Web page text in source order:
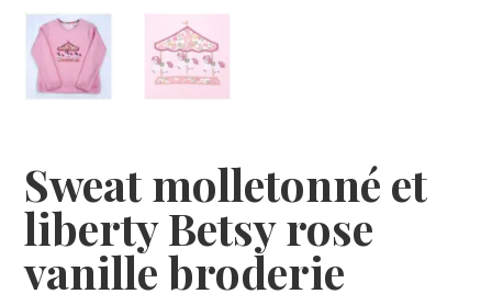
Sweat molletonné et
liberty Betsy rose
vanille broderie